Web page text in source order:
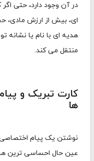
در آن وجود دارد، حتی
ای، بیش از ارزش مادی،
هدیه ای با نام یا نشانه
منتقل می کند.
کارت تبریک و
ها
نوشتن یک پیام اختصاصی
عین حال احساسی ترین